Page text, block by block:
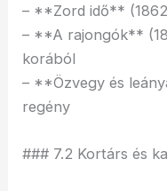
– **Zord idő**
– **A rajongók**
korából
– **Özvegy és
regény
### 7.2 Kortárs és